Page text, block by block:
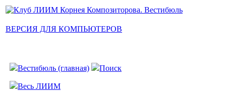
ВЕРСИЯ ДЛЯ КОМПЬЮТЕРОВ
Вестибюль (главная) Поиск
Весь ЛИИМ